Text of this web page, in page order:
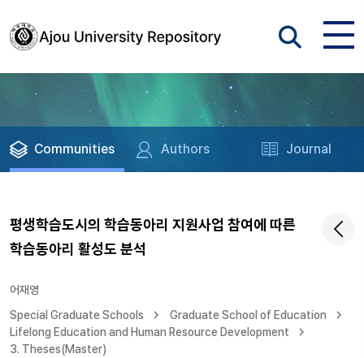
Communities Authors Journal
평생학습도시의 학습동아리 지원사업 참여에 따른
학습동아리 활성도 분석
어재영
Special Graduate Schools
Graduate School of Education
Lifelong Education and Human Resource Development
3. Theses(Master)